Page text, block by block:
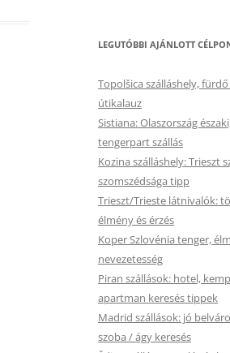
LEGUTÓBBI AJÁNLOTT
Topolšica szálláshely,
útikalauz
Sistiana: Olaszország
tengerpart szállás
Kozina szálláshely: Trieszt
szomszédsága tipp
Trieszt/Trieste látnivalók:
élmény és érzés
Koper Szlovénia tenger,
nevezetesség
Piran szállások: hotel,
apartman keresés tippek
Madrid szállások: jó
szoba / ágy keresés